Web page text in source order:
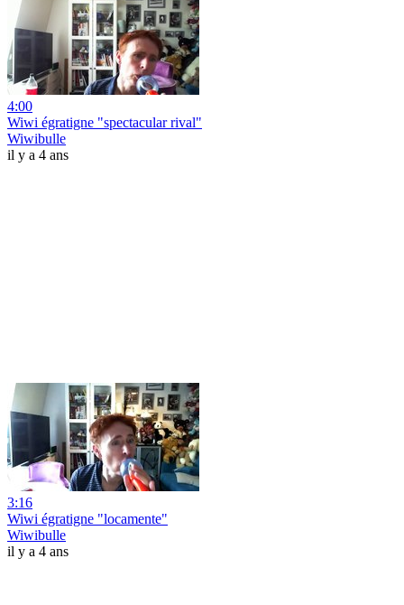
4:00
Wiwi égratigne "spectacular rival"
Wiwibulle
il y a 4 ans
3:16
Wiwi égratigne "locamente"
Wiwibulle
il y a 4 ans